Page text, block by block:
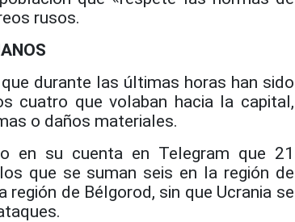
rusos.
durante las últimas horas han sido
cuatro que volaban hacia la capital,
o daños materiales.
en su cuenta en Telegram que 21
que se suman seis en la región de
región de Bélgorod, sin que Ucrania se